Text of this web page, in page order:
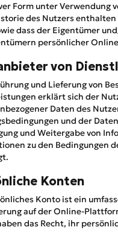
Form unter Verwendung
des Nutzers
dass der Eigentümer
persönlicher
von
und Lieferung von
erklärt sich der
Daten des
und der
und Weitergabe von
zu den Bedingungen
Konten
Konto ist ein
auf der Online-
das Recht, ihr